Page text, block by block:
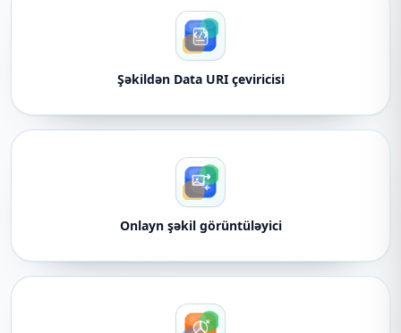
Şəkildən Data URI çeviricisi
Onlayn şəkil görüntüləyici